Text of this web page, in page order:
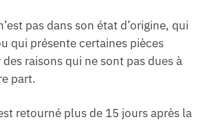
pas dans son état d’origine, qui
qui présente certaines pièces
raisons qui ne sont pas dues à
part.
retourné plus de 15 jours après la